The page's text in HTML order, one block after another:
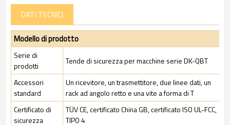
DATI TECNICI
Modello di prodotto
Serie di
prodotti
Tende di sicurezza per macchine serie DK-QBT
Accessori
standard
Un ricevitore, un trasmettitore, due linee dati, un
rack ad angolo retto e una vite a forma di T
Certificato di
sicurezza
TÜV CE, certificato China GB, certificato ISO UL-FCC,
TIPO 4